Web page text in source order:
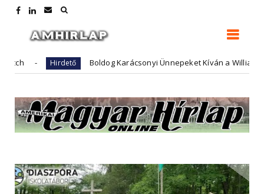
Hirdető Boldog Karácsonyi Ünnepeket Kíván a William Penn